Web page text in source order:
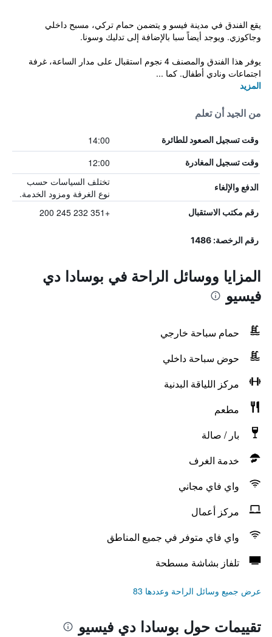
يقع الفندق في مدينة فيسو و يتضمن حمام تركي، مسبح داخلي
وجاكوزي. ويوجد أيضاً سبا بالإضافة إلى تدليك وسونا.
يوفر هذا الفندق والمصنف 4 نجوم استقبال على مدار الساعة، غرفة
اجتماعات ونادي أطفال. كما ...
المزيد
من الجيد أن تعلم
وقت تسجيل الصعود للطائرة 14:00
وقت تسجيل المغادرة 12:00
الدفع والإلغاء
تختلف السياسات حسب
نوع الغرفة ومزود الخدمة.
رقم مكتب الاستقبال +351 232 245 200
رقم الرخصة: 1486
المزايا ووسائل الراحة في بوسادا دي
فيسيو
حمام سباحة خارجي
حوض سباحة داخلي
مركز اللياقة البدنية
مطعم
بار / صالة
خدمة الغرف
واي فاي مجاني
مركز أعمال
واي فاي متوفر في جميع المناطق
تلفاز بشاشة مسطحة
عرض جميع وسائل الراحة وعددها 83
تقييمات حول بوسادا دي فيسيو